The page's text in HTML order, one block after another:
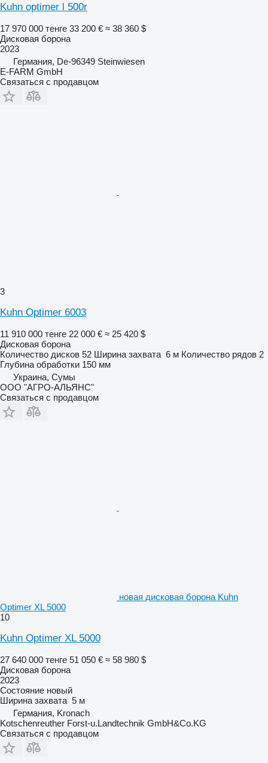
Kuhn optimer l 500r
17 970 000 тенге 33 200 € ≈ 38 360 $
Дисковая борона
2023
Германия, De-96349 Steinwiesen
E-FARM GmbH
Связаться с продавцом
3
Kuhn Optimer 6003
11 910 000 тенге 22 000 € ≈ 25 420 $
Дисковая борона
Количество дисков 52 Ширина захвата 6 м Количество рядов 2
Глубина обработки 150 мм
Украина, Сумы
ООО "АГРО-АЛЬЯНС"
Связаться с продавцом
новая дисковая борона Kuhn
Optimer XL 5000
10
Kuhn Optimer XL 5000
27 640 000 тенге 51 050 € ≈ 58 980 $
Дисковая борона
2023
Состояние новый
Ширина захвата 5 м
Германия, Kronach
Kotschenreuther Forst-u.Landtechnik GmbH&Co.KG
Связаться с продавцом